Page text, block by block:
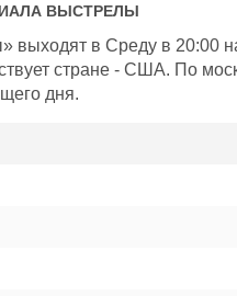
ВЫСТРЕЛЫ
выходят в Среду в 20:00
стране - США. По
дня.